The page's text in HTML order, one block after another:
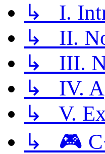
↳ I.
↳ II.
↳ III.
↳ IV.
↳ V.
↳ 🎮